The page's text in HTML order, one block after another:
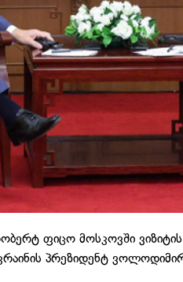
ფიცო მოსკოვში
პრეზიდენტ